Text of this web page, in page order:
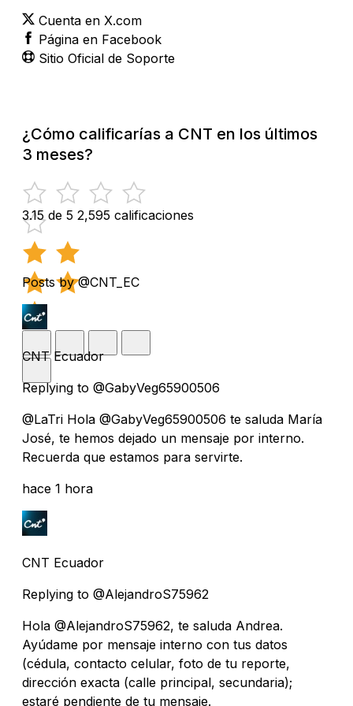
Cuenta en X.com
Página en Facebook
Sitio Oficial de Soporte
¿Cómo calificarías a CNT en los últimos
3 meses?
3.15 de 5 2,595 calificaciones
Posts by @CNT_EC
CNT Ecuador
Replying to @GabyVeg65900506
@LaTri Hola @GabyVeg65900506 te saluda María
José, te hemos dejado un mensaje por interno.
Recuerda que estamos para servirte.
hace 1 hora
CNT Ecuador
Replying to @AlejandroS75962
Hola @AlejandroS75962, te saluda Andrea.
Ayúdame por mensaje interno con tus datos
(cédula, contacto celular, foto de tu reporte,
dirección exacta (calle principal, secundaria);
estaré pendiente de tu mensaje.